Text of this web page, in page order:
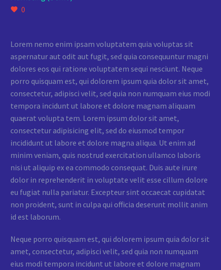
0
Lorem nemo enim ipsam voluptatem quia voluptas sit
aspernatur aut odit aut fugit, sed quia consequuntur magni
dolores eos qui ratione voluptatem sequi nesciunt. Neque
porro quisquam est, qui dolorem ipsum quia dolor sit amet,
consectetur, adipisci velit, sed quia non numquam eius modi
tempora incidunt ut labore et dolore magnam aliquam
quaerat volupta tem. Lorem ipsum dolor sit amet,
consectetur adipisicing elit, sed do eiusmod tempor
incididunt ut labore et dolore magna aliqua. Ut enim ad
minim veniam, quis nostrud exercitation ullamco laboris
nisi ut aliquip ex ea commodo consequat. Duis aute irure
dolor in reprehenderit in voluptate velit esse cillum dolore
eu fugiat nulla pariatur. Excepteur sint occaecat cupidatat
non proident, sunt in culpa qui officia deserunt mollit anim
id est laborum.
Neque porro quisquam est, qui dolorem ipsum quia dolor sit
amet, consectetur, adipisci velit, sed quia non numquam
eius modi tempora incidunt ut labore et dolore magnam